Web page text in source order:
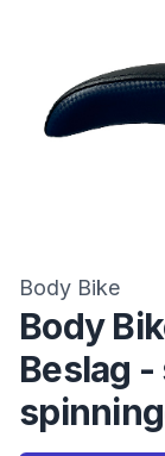
Body Bike
Body
Beslag